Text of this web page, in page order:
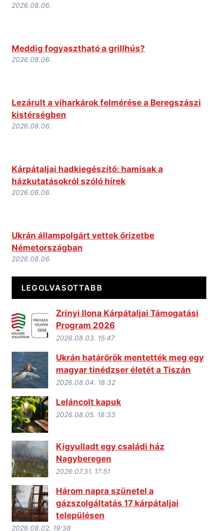
2026.08.06.
Meddig fogyasztható a grillhús?
2026.08.06.
Lezárult a viharkárok felmérése a Beregszászi
kistérségben
2026.08.06.
Kárpátaljai hadkiegészítő: hamisak a
házkutatásokról szóló hírek
2026.08.06.
Ukrán állampolgárt vettek őrizetbe
Németországban
2026.08.06.
LEGOLVASOTTABB
Zrínyi Ilona Kárpátaljai Támogatási
Program 2026
2026.08.03. 15:47
Ukrán határőrök mentették meg egy
magyar tinédzser életét a Tiszán
2026.08.04. 18:32
Leláncolt kapuk
2026.08.05. 18:33
Kigyulladt egy családi ház
Nagyberegen
2026.07.31. 17:51
Három napra szünetel a
gázszolgáltatás 17 kárpátaljai
településen
2026.08.02. 19:38